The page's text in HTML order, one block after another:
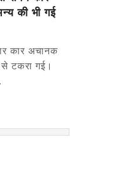
की भी गई
कार अचानक
से टकरा गई।